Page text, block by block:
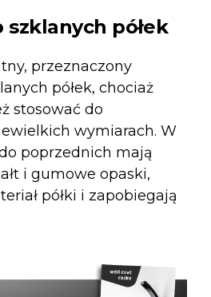
półek
przeznaczony
półek, chociaż
stosować do
wymiarach. W
poprzednich mają
i gumowe opaski,
półki i zapobiegają